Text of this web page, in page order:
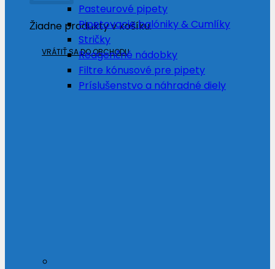
Žiadne produkty v košíku.
VRÁTIŤ SA DO OBCHODU
Pasteurové pipety
Pipetovacie balóniky & Cumlíky
Stričky
Reagenčné nádobky
Filtre kónusové pre pipety
Príslušenstvo a náhradné diely